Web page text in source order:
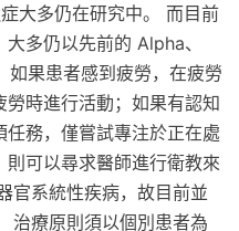
大多仍在研究中。 而目前
多仍以先前的 Alpha、
果患者感到疲勞，在疲勞
時進行活動；如果有認知
務，僅嘗試專注於正在處
可以尋求醫師進行衛教來
官系統性疾病，故目前並
治療原則須以個別患者為